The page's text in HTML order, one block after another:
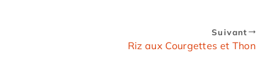
Suivant
Riz aux Courgettes et Thon